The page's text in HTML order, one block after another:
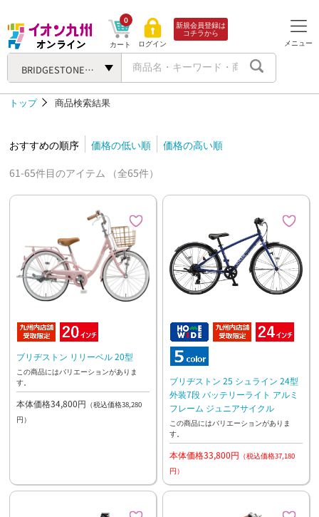
BRIDGESTONE（ブリヂストン）
カート
0
ログイン
新規会員登録は
コチラから
メニュー
トップ 商品検索結果
おすすめの順序 価格の低い順
価格の高い順
61-65件目のアイテム （全65件）
ブリヂストン リリーベル 20型
この商品にはバリエーションがありま
す。
本体価格34,800円 （税込価格38,280
円）
ブリヂストン 25 シュライン 24型
外装7段 バッテリーライト アルミ
フレーム ジュニアサイクル
この商品にはバリエーションがありま
す。
本体価格33,800円 （税込価格37,180
円）